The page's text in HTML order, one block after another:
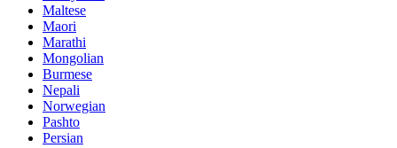
Maltese
Maori
Marathi
Mongolian
Burmese
Nepali
Norwegian
Pashto
Persian